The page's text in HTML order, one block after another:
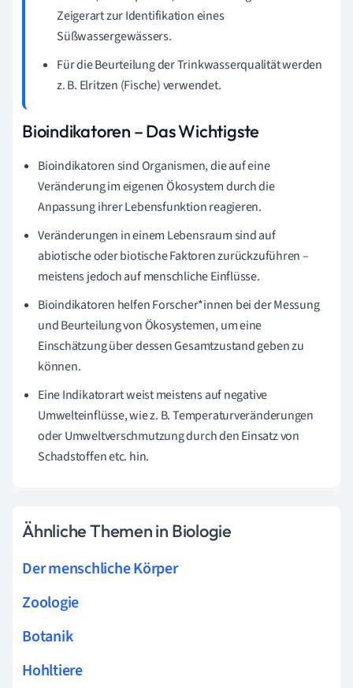
Zeigerart zur Identifikation eines
Süßwassergewässers.
Für die Beurteilung der Trinkwasserqualität werden
z. B. Elritzen (Fische) verwendet.
Bioindikatoren – Das Wichtigste
Bioindikatoren sind Organismen, die auf eine
Veränderung im eigenen Ökosystem durch die
Anpassung ihrer Lebensfunktion reagieren.
Veränderungen in einem Lebensraum sind auf
abiotische oder biotische Faktoren zurückzuführen –
meistens jedoch auf menschliche Einflüsse.
Bioindikatoren helfen Forscher*innen bei der Messung
und Beurteilung von Ökosystemen, um eine
Einschätzung über dessen Gesamtzustand geben zu
können.
Eine Indikatorart weist meistens auf negative
Umwelteinflüsse, wie z. B. Temperaturveränderungen
oder Umweltverschmutzung durch den Einsatz von
Schadstoffen etc. hin.
Ähnliche Themen in Biologie
Der menschliche Körper
Zoologie
Botanik
Hohltiere